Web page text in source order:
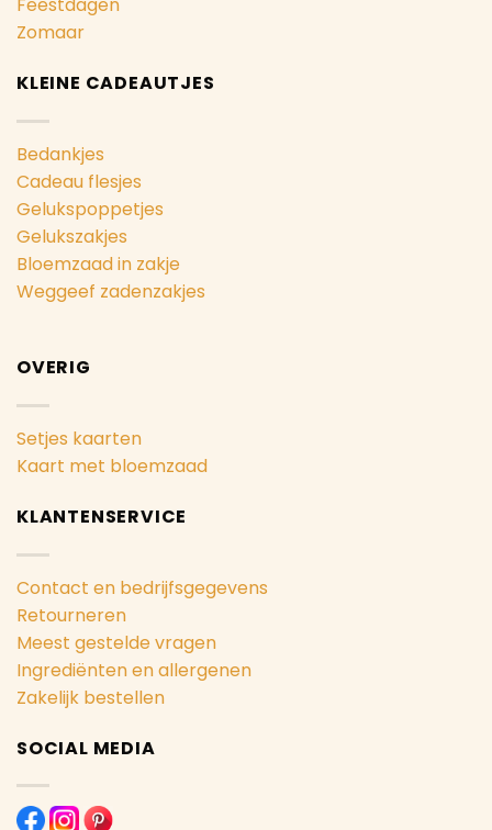
Zomaar
KLEINE CADEAUTJES
Bedankjes
Cadeau flesjes
Gelukspoppetjes
Gelukszakjes
Bloemzaad in zakje
Weggeef zadenzakjes
OVERIG
Setjes kaarten
Kaart met bloemzaad
KLANTENSERVICE
Contact en bedrijfsgegevens
Retourneren
Meest gestelde vragen
Ingrediënten en allergenen
Zakelijk bestellen
SOCIAL MEDIA